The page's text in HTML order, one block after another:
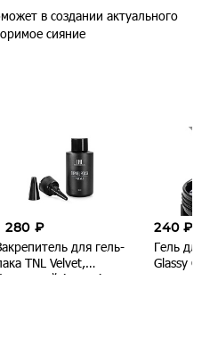
в создании актуального
сияние
ТОВАРА
В наличии
280 ₽
для гель-
TNL Velvet,
(50 мл)
240 ₽
Гель для
Glassy